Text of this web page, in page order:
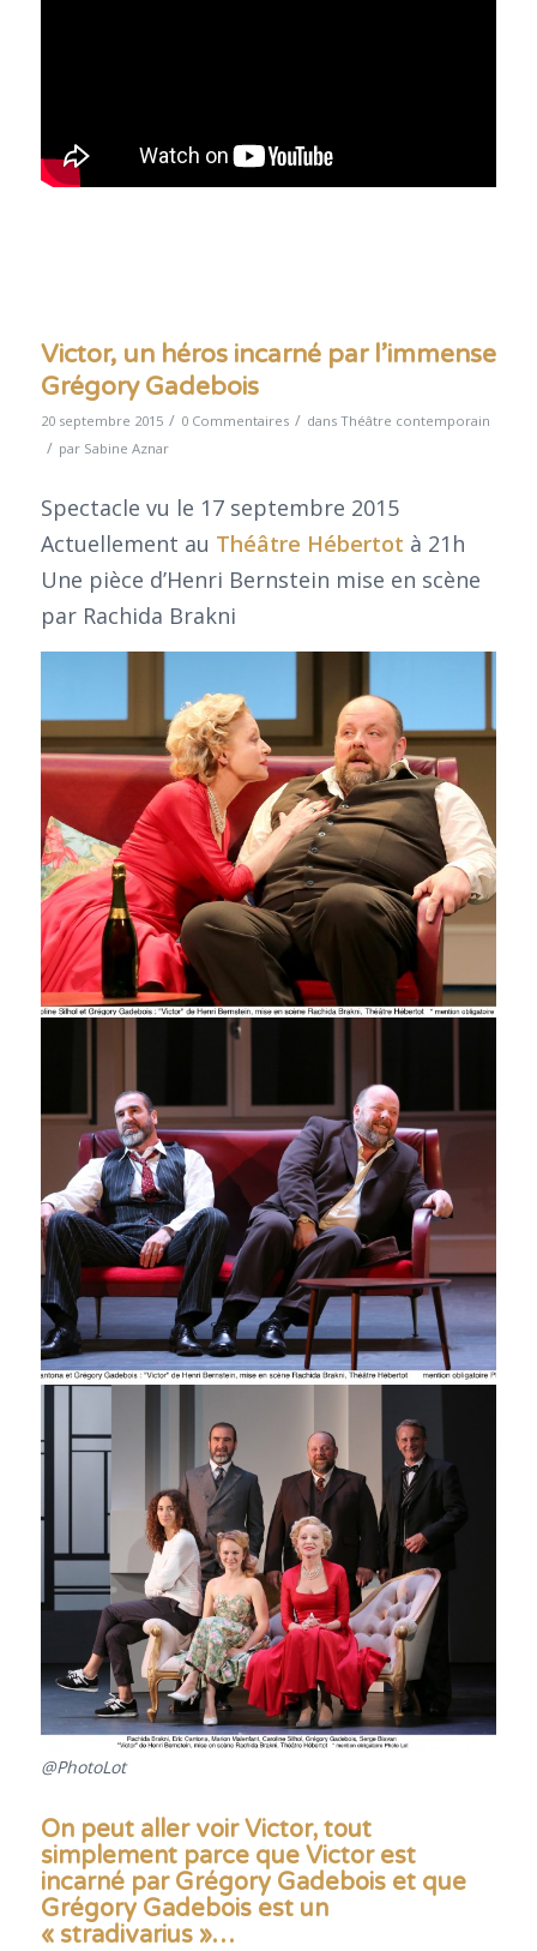
Victor, un héros incarné par l’immense
Grégory Gadebois
20 septembre 2015 / 0 Commentaires / dans Théâtre contemporain
/ par Sabine Aznar
Spectacle vu le 17 septembre 2015
Actuellement au Théâtre Hébertot à 21h
Une pièce d’Henri Bernstein mise en scène
par Rachida Brakni
@PhotoLot
On peut aller voir Victor, tout
simplement parce que Victor est
incarné par Grégory Gadebois et que
Grégory Gadebois est un
« stradivarius »…